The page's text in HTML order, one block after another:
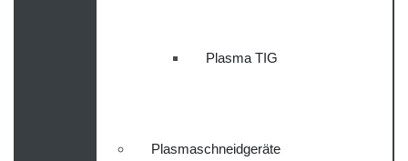
Plasma TIG
Plasmaschneidgeräte